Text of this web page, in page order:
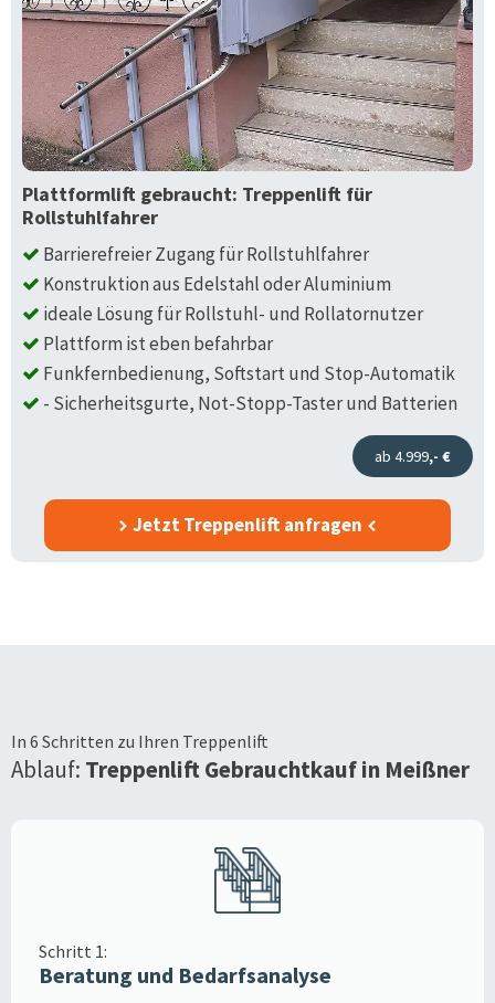
Plattformlift gebraucht: Treppenlift für
Rollstuhlfahrer
Barrierefreier Zugang für Rollstuhlfahrer
Konstruktion aus Edelstahl oder Aluminium
ideale Lösung für Rollstuhl- und Rollatornutzer
Plattform ist eben befahrbar
Funkfernbedienung, Softstart und Stop-Automatik
- Sicherheitsgurte, Not-Stopp-Taster und Batterien
ab 4.999,- €
Jetzt Treppenlift anfragen
In 6 Schritten zu Ihren Treppenlift
Ablauf: Treppenlift Gebrauchtkauf in Meißner
Schritt 1:
Beratung und Bedarfsanalyse